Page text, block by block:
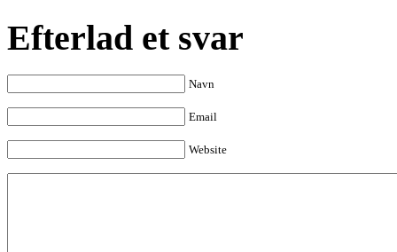
Efterlad et svar
Navn
Email
Website